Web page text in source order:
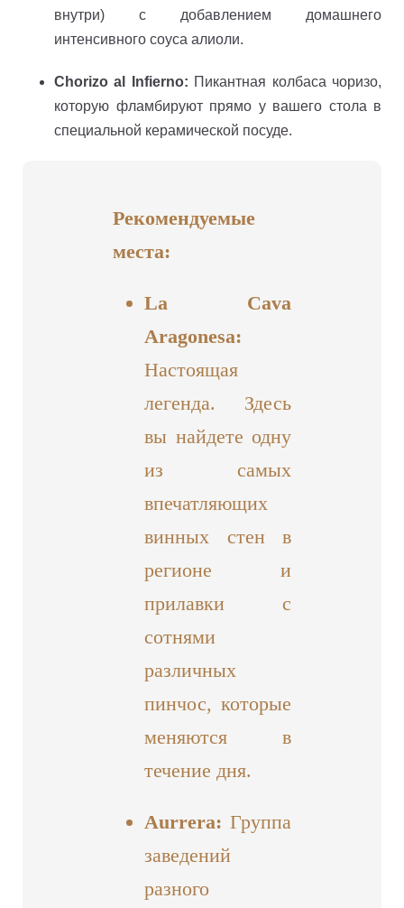
внутри) с добавлением домашнего
интенсивного соуса алиоли.
Chorizo al Infierno: Пикантная колбаса чоризо,
которую фламбируют прямо у вашего стола в
специальной керамической посуде.
Рекомендуемые
места:
La Cava
Aragonesa:
Настоящая
легенда. Здесь
вы найдете одну
из самых
впечатляющих
винных стен в
регионе и
прилавки с
сотнями
различных
пинчос, которые
меняются в
течение дня.
Aurrera: Группа
заведений
разного